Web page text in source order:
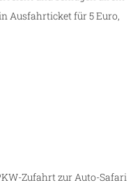
Ausfahrticket für 5 Euro,
Zufahrt zur Auto-Safari